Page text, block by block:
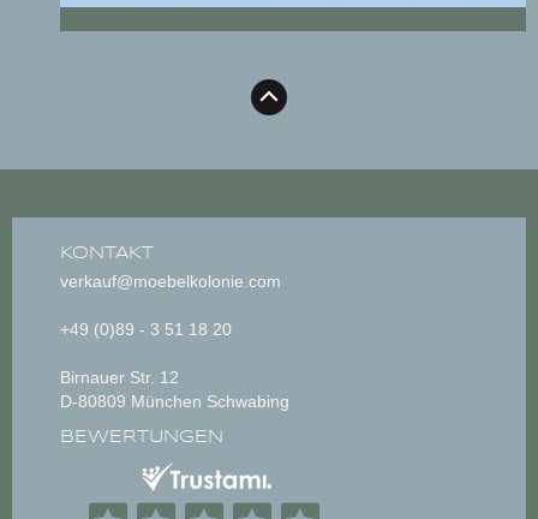
KONTAKT
verkauf@moebelkolonie.com
+49 (0)89 - 3 51 18 20
Birnauer Str. 12
D-80809 München Schwabing
BEWERTUNGEN